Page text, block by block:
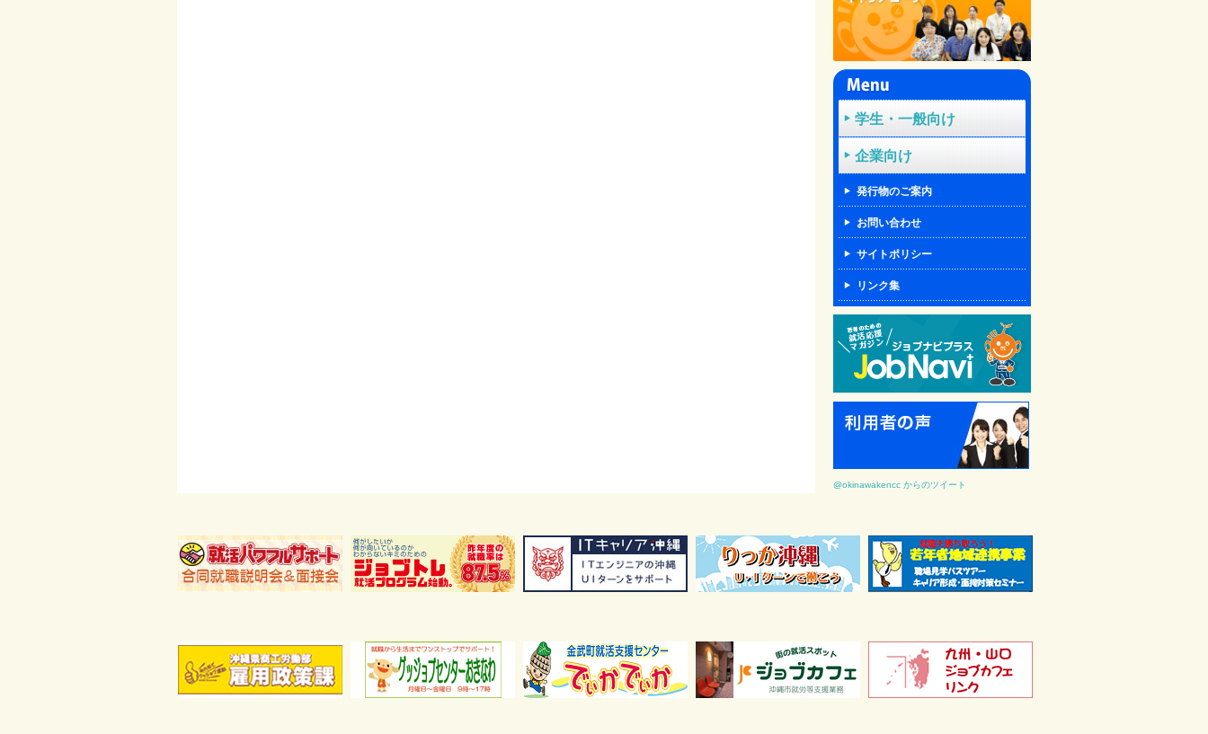
学生・一般向け
企業向け
発行物のご案内
お問い合わせ
サイトポリシー
リンク集
@okinawakencc からのツイート